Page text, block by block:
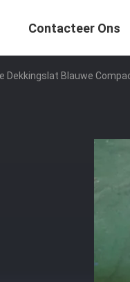
Contacteer Ons
Dekkingslat Blauwe